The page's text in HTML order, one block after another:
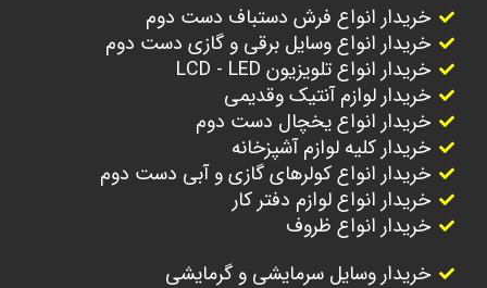
خریدار انواع فرش دستباف دست دوم
خریدار انواع وسایل برقی و گازی دست دوم
خریدار انواع تلویزیون LCD - LED
خریدار لوازم آنتیک وقدیمی
خریدار انواع یخچال دست دوم
خریدار کلیه لوازم آشپزخانه
خریدار انواع کولرهای گازی و آبی دست دوم
خریدار انواع لوازم دفتر کار
خریدار انواع ظروف
خریدار وسایل سرمایشی و گرمایشی